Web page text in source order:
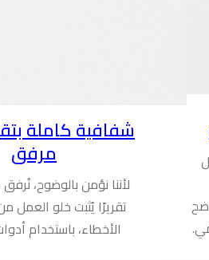
شفافية كاملة
مرفق
لأننا نؤمن بالوضوح،
تقريرًا يُثبت خلو العمل
الأخطاء، باستخدام